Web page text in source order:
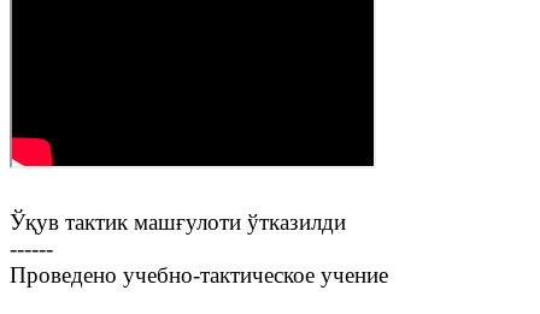
Ўқув тактик машғулоти ўтказилди
------
Проведено учебно-тактическое учение